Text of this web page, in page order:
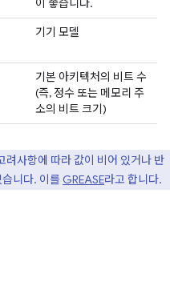
이 좋습니다.
기기 모델
기본 아키텍처의 비트 수
(즉, 정수 또는 메모리 주
소의 비트 크기)
려사항에 따라 값이 비어 있거나 반
니다. 이를 GREASE라고 합니다.